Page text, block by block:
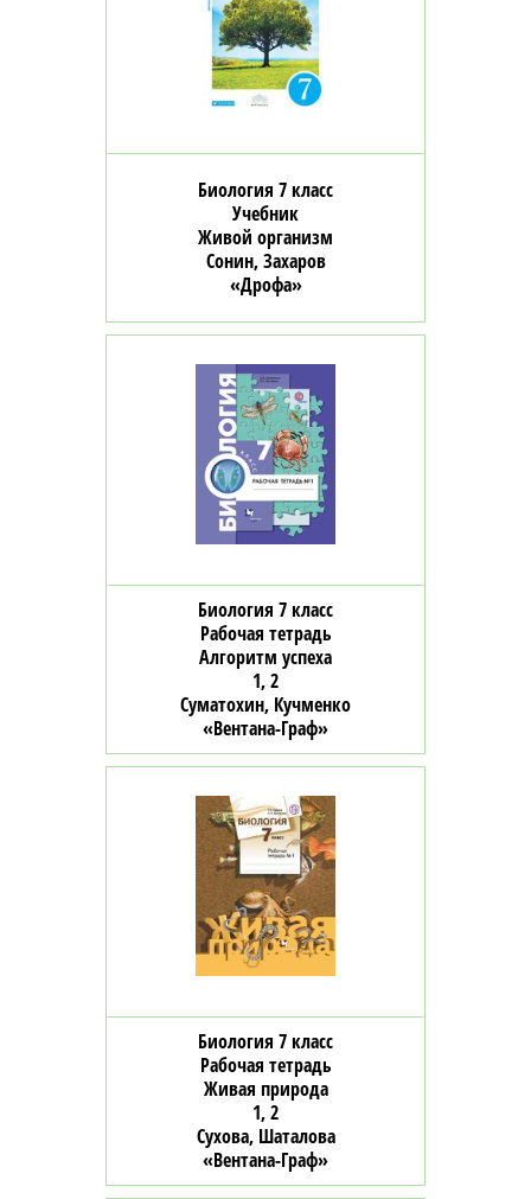
Биология 7 класс
Учебник
Живой организм
Сонин, Захаров
«Дрофа»
Биология 7 класс
Рабочая тетрадь
Алгоритм успеха
1, 2
Суматохин, Кучменко
«Вентана-Граф»
Биология 7 класс
Рабочая тетрадь
Живая природа
1, 2
Сухова, Шаталова
«Вентана-Граф»